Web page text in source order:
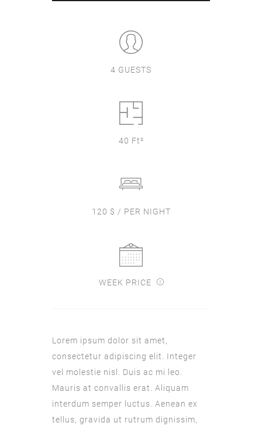
4 GUESTS
40 Ft²
120 $ / PER NIGHT
WEEK PRICE
Lorem ipsum dolor sit amet,
consectetur adipiscing elit. Integer
vel molestie nisl. Duis ac mi leo.
Mauris at convallis erat. Aliquam
interdum semper luctus. Aenean ex
tellus, gravida ut rutrum dignissim,